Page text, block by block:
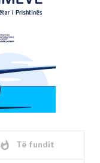
whatshot Të fundit